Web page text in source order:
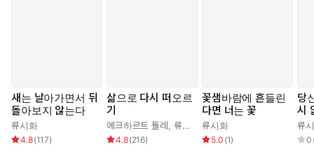
새는 날아가면서 뒤
돌아보지 않는다
류시화
4.8(117)
삶으로 다시 떠오르
기
에크하르트 톨레, 류시화
4.8(216)
꽃샘바람에 흔들린
다면 너는 꽃
류시화
5.0 (1)
당
시
습
류
0